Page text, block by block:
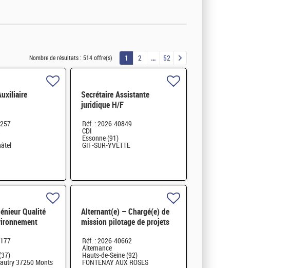
Nombre de résultats : 514 offre(s) 1 2 52
Secrétaire Assistante
juridique H/F
Réf. : 2026-40849
CDI
Essonne (91)
GIF-SUR-YVETTE
Qualité
37250 Monts
Alternant(e) – Chargé(e) de
mission pilotage de projets
H/F
Réf. : 2026-40662
Alternance
Hauts-de-Seine (92)
FONTENAY AUX ROSES